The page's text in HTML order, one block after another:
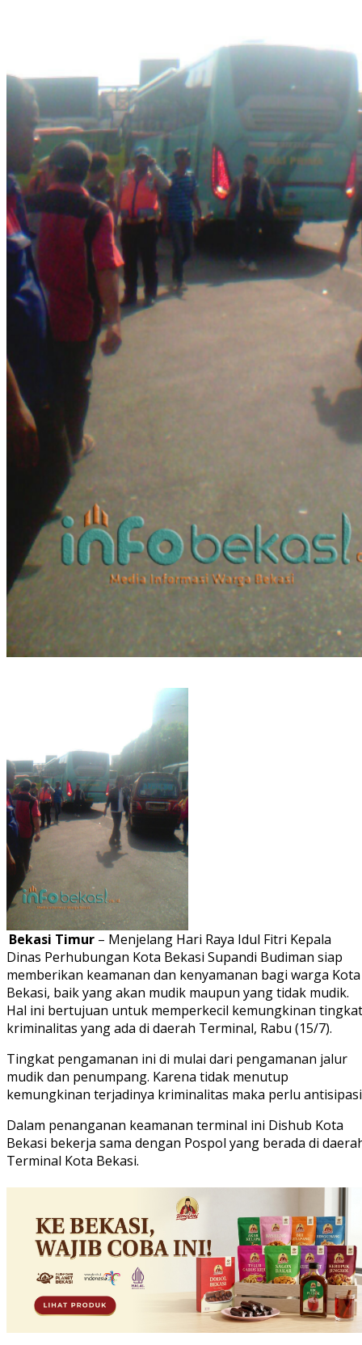
Bekasi Timur – Menjelang Hari Raya Idul Fitri Kepala
Dinas Perhubungan Kota Bekasi Supandi Budiman siap
memberikan keamanan dan kenyamanan bagi warga Kota
Bekasi, baik yang akan mudik maupun yang tidak mudik.
Hal ini bertujuan untuk memperkecil kemungkinan tingkat
kriminalitas yang ada di daerah Terminal, Rabu (15/7).
Tingkat pengamanan ini di mulai dari pengamanan jalur
mudik dan penumpang. Karena tidak menutup
kemungkinan terjadinya kriminalitas maka perlu
Dalam penanganan keamanan terminal ini Dishub Kota
Bekasi bekerja sama dengan Pospol yang berada di
Terminal Kota Bekasi.